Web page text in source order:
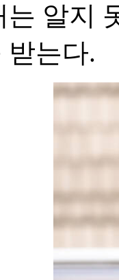
는 알지
받는다.